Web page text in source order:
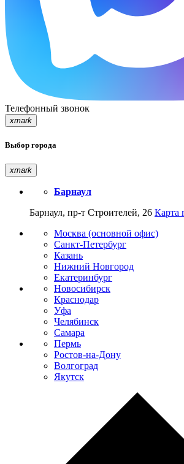
Телефонный звонок
xmark
Выбор города
xmark
Барнаул
Барнаул, пр-т Строителей, 26 Карта
Москва (основной офис)
Санкт-Петербург
Казань
Нижний Новгород
Екатеринбург
Новосибирск
Краснодар
Уфа
Челябинск
Самара
Пермь
Ростов-на-Дону
Волгоград
Якутск